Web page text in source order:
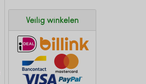
Veilig winkelen